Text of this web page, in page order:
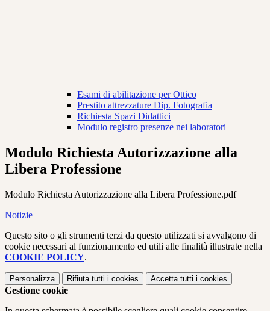
Esami di abilitazione per Ottico
Prestito attrezzature Dip. Fotografia
Richiesta Spazi Didattici
Modulo registro presenze nei laboratori
Modulo Richiesta Autorizzazione alla
Libera Professione
Modulo Richiesta Autorizzazione alla Libera Professione.pdf
Notizie
Questo sito o gli strumenti terzi da questo utilizzati si avvalgono di
cookie necessari al funzionamento ed utili alle finalità illustrate nella
COOKIE POLICY.
Personalizza Rifiuta tutti i cookies Accetta tutti i cookies
Gestione cookie